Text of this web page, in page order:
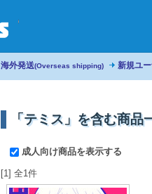
海外発送(Overseas shipping) 新規ユ
「テミス」を含む商品
成人向け商品を表示する
[1] 全1件